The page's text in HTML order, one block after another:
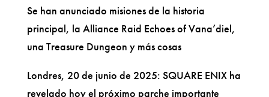
Se han anunciado misiones de la historia
principal, la Alliance Raid Echoes of Vana’diel,
una Treasure Dungeon y más cosas
Londres, 20 de junio de 2025: SQUARE ENIX ha
revelado hoy el próximo parche importante